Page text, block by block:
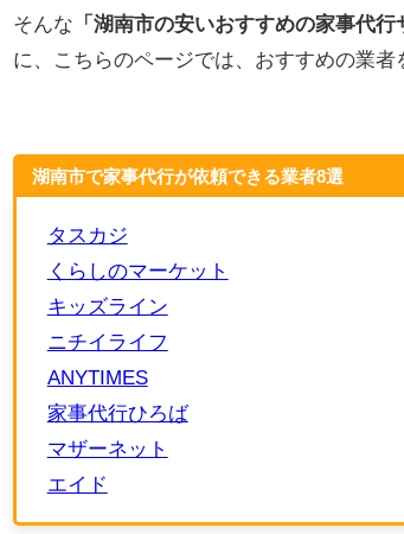
そんな 「湖南市の安いおすすめの家事代行
に、こちらのページでは、おすすめの業者
湖南市で家事代行が依頼できる業者8選
タスカジ
くらしのマーケット
キッズライン
ニチイライフ
ANYTIMES
家事代行ひろば
マザーネット
エイド